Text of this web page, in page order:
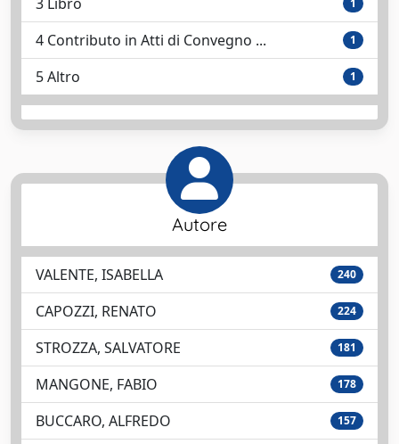
1
4 Contributo in Atti di Convegno ... 1
5 Altro 1
Autore
VALENTE, ISABELLA 240
CAPOZZI, RENATO 224
STROZZA, SALVATORE 181
MANGONE, FABIO 178
BUCCARO, ALFREDO 157